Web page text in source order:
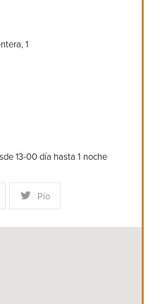
1
13-00 día hasta 1 noche
Pío